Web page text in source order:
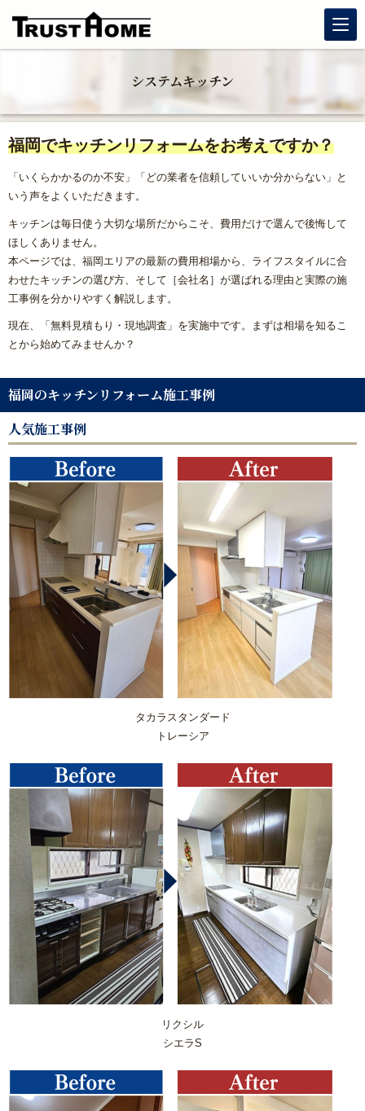
玄関リフォーム
水まわりリフォーム
戸建住宅リフォーム
マンションリフォーム
福岡リフォーム補助金情報｜2026年住宅省エネキャンペーン
対応
窓リフォーム（内窓・窓交換・断熱窓）
内窓リフォーム
玄関ドアリフォーム
防犯対策リフォーム
遮熱対策リフォーム
内装リフォーム
バリアフリーリフォーム
熱中症対策リフォームの基礎知識｜住宅・倉庫・施設での暑
施工エリアから探す｜地域別リフォーム実績紹介
レンジフード（換気扇）リフォーム
ビルトイン食洗機交換リフォーム
ガス給湯器
エコジョーズ
電気温水器
エコキュート
システムキッチン
システムキッチン
福岡でキッチンリフォームをお考えですか？
「いくらかかるのか不安」「どの業者を信頼していいか分からない」と
いう声をよくいただきます。
キッチンは毎日使う大切な場所だからこそ、費用だけで選んで後悔して
ほしくありません。
本ページでは、福岡エリアの最新の費用相場から、ライフスタイルに合
わせたキッチンの選び方、そして［会社名］が選ばれる理由と実際の施
工事例を分かりやすく解説します。
現在、「無料見積もり・現地調査」を実施中です。まずは相場を知るこ
とから始めてみませんか？
福岡のキッチンリフォーム施工事例
人気施工事例
タカラスタンダード
トレーシア
リクシル
シエラS